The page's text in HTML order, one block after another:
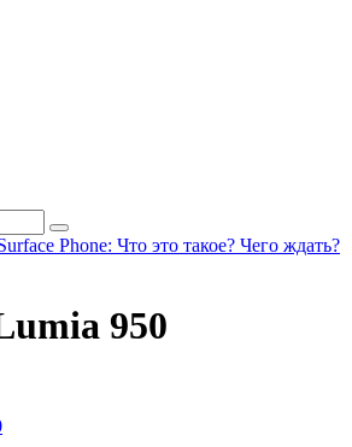
Phone: Что это такое? Чего ждать?
950